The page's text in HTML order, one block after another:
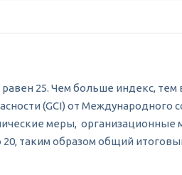
25. Чем больше индекс,
(GCI) от Международного
меры, организационные
таким образом общий